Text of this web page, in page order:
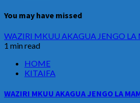
You may have missed
WAZIRI MKUU AKAGUA JENGO
1 min read
HOME
KITAIFA
WAZIRI MKUU AKAGUA JENGO LA